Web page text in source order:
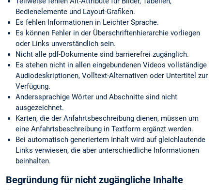
Bedienelemente und Layout-Grafiken.
Es fehlen Informationen in Leichter Sprache.
Es können Fehler in der Überschriftenhierarchie vorliegen
oder Links unverständlich sein.
Nicht alle pdf-Dokumente sind barrierefrei zugänglich.
Es stehen nicht in allen eingebundenen Videos vollständige
Audiodeskriptionen, Volltext-Alternativen oder Untertitel zur
Verfügung.
Anderssprachige Wörter und Abschnitte sind nicht
ausgezeichnet.
Karten, die der Anfahrtsbeschreibung dienen, müssen um
eine Anfahrtsbeschreibung in Textform ergänzt werden.
Bei automatisch generiertem Inhalt wird auf gleichlautende
Links verwiesen, die aber unterschiedliche Informationen
beinhalten.
Begründung für nicht zugängliche Inhalte